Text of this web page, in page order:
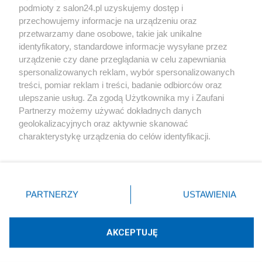
Społeczeństwo
Kultura
X Facebook Instagram Youtube
Technologię dostarcza:W3media.pl
podmioty z salon24.pl uzyskujemy dostęp i
przechowujemy informacje na urządzeniu oraz
przetwarzamy dane osobowe, takie jak unikalne
identyfikatory, standardowe informacje wysyłane przez
urządzenie czy dane przeglądania w celu zapewniania
spersonalizowanych reklam, wybór spersonalizowanych
treści, pomiar reklam i treści, badanie odbiorców oraz
ulepszanie usług. Za zgodą Użytkownika my i Zaufani
Partnerzy możemy używać dokładnych danych
geolokalizacyjnych oraz aktywnie skanować
charakterystykę urządzenia do celów identyfikacji.
zmienić/wycofać klikając przycisk ustawień prywatności
znajdujący się w lewym dolnym rogu strony
rodzaje przetwarzania danych nie wymagają zgody
użytkownika, ale masz prawo sprzeciwić się takiemu
przetwarzaniu. Preferencje będą miały zastosowania tylko
PARTNERZY USTAWIENIA
AKCEPTUJĘ